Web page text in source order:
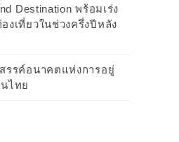
Destination พร้อมเร่ง
งเที่ยวในช่วงครึ่งปีหลัง
รรค์อนาคตแห่งการอยู่
ไทย